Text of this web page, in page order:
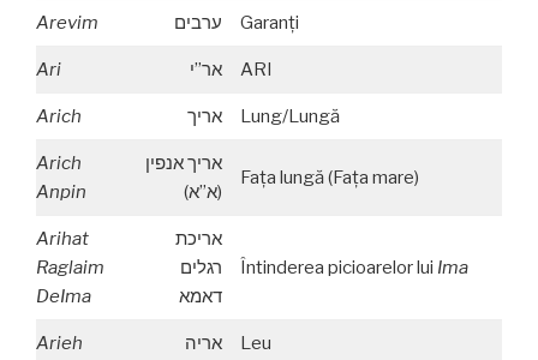
Arevim ערבים Garanţi
Ari אר”י ARI
Arich אריך Lung/Lungă
Arich
Anpin
אריך אנפין
(א”א)
Faţa lungă (Faţa mare)
Arihat
Raglaim
DeIma
אריכת
רגלים
דאמא
Întinderea picioarelor lui Ima
Arieh אריה Leu